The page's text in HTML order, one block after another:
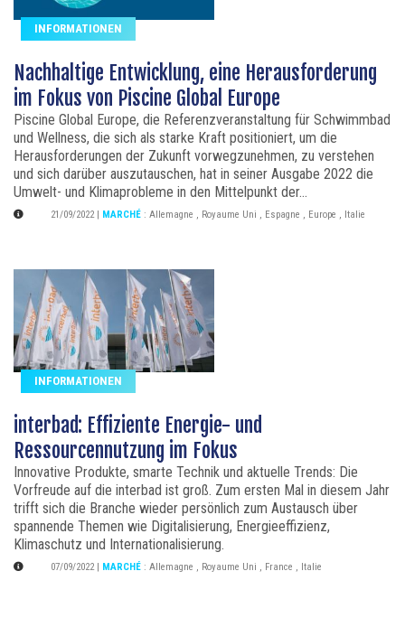
INFORMATIONEN
Nachhaltige Entwicklung, eine Herausforderung
im Fokus von Piscine Global Europe
Piscine Global Europe, die Referenzveranstaltung für Schwimmbad
und Wellness, die sich als starke Kraft positioniert, um die
Herausforderungen der Zukunft vorwegzunehmen, zu verstehen
und sich darüber auszutauschen, hat in seiner Ausgabe 2022 die
Umwelt- und Klimaprobleme in den Mittelpunkt der...
21/09/2022 MARCHÉ : Allemagne , Royaume Uni , Espagne , Europe , Italie
INFORMATIONEN
interbad: Effiziente Energie- und
Ressourcennutzung im Fokus
Innovative Produkte, smarte Technik und aktuelle Trends: Die
Vorfreude auf die interbad ist groß. Zum ersten Mal in diesem Jahr
trifft sich die Branche wieder persönlich zum Austausch über
spannende Themen wie Digitalisierung, Energieeffizienz,
Klimaschutz und Internationalisierung.
07/09/2022 MARCHÉ : Allemagne , Royaume Uni , France , Italie